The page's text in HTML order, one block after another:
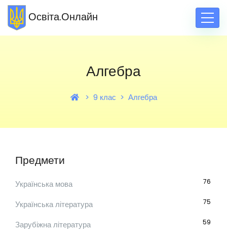
Освіта.Онлайн
Алгебра
9 клас Алгебра
Предмети
Українська мова 76
Українська література 75
Зарубіжна література 59